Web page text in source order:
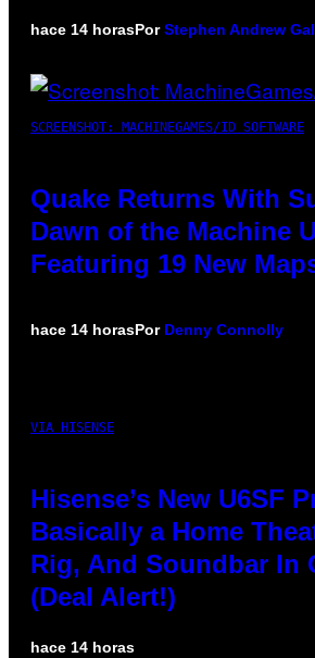
hace 14 horasPorStephen Andrew
SCREENSHOT: MACHINEGAMES/ID SOFTWARE
Quake Returns With
Dawn of the Machine
Featuring 19 New
hace 14 horasPor Denny Connolly
VIA HISENSE
Hisense’s New U6SF
Basically a Home
Rig, And Soundbar In
(Deal Alert!)
hace 14 horas